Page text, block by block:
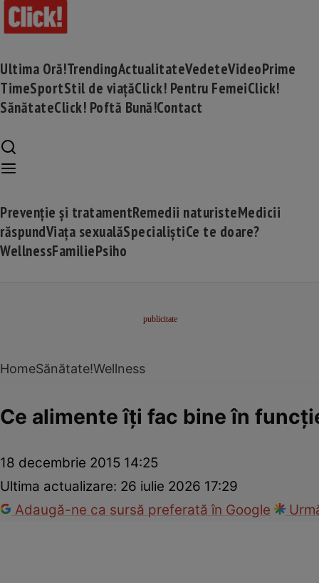
Ultima Oră!TrendingActualitateVedeteVideoPrime
TimeSportStil de viațăClick! Pentru FemeiClick!
SănătateClick! Poftă Bună!Contact
Prevenție și tratamentRemedii naturisteMedicii
răspundViața sexualăSpecialiștiCe te doare?
WellnessFamiliePsiho
HomeSănătate!Wellness
Ce alimente îţi fac bine în
18 decembrie 2015 14:25
Ultima actualizare: 26 iulie 2026 17:29
Adaugă-ne ca sursă preferată în Google